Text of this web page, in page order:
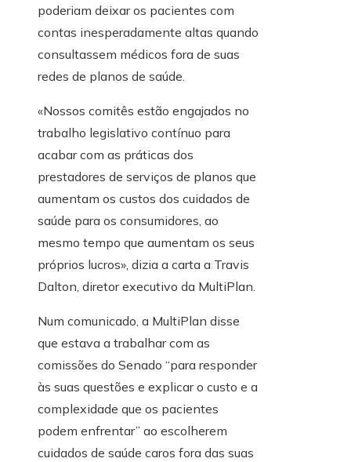
poderiam deixar os pacientes com
contas inesperadamente altas quando
consultassem médicos fora de suas
redes de planos de saúde.
«Nossos comitês estão engajados no
trabalho legislativo contínuo para
acabar com as práticas dos
prestadores de serviços de planos que
aumentam os custos dos cuidados de
saúde para os consumidores, ao
mesmo tempo que aumentam os seus
próprios lucros», dizia a carta a Travis
Dalton, diretor executivo da MultiPlan.
Num comunicado, a MultiPlan disse
que estava a trabalhar com as
comissões do Senado “para responder
às suas questões e explicar o custo e a
complexidade que os pacientes
podem enfrentar” ao escolherem
cuidados de saúde caros fora das suas